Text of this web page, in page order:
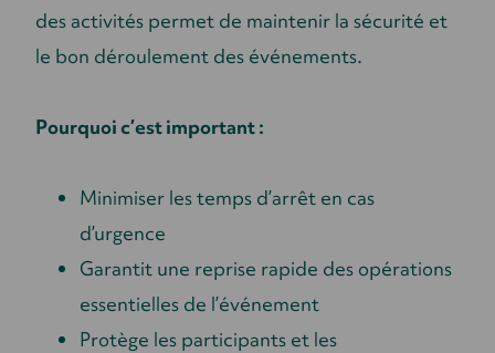
des activités permet de maintenir la sécurité et
le bon déroulement des événements.
Pourquoi c’est important :
Minimiser les temps d’arrêt en cas
d’urgence
Garantit une reprise rapide des opérations
essentielles de l’événement
Protège les participants et les